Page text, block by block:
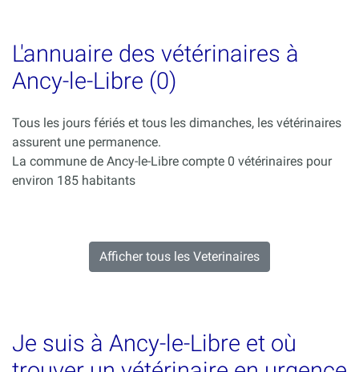
L'annuaire des vétérinaires à
Ancy-le-Libre (0)
Tous les jours fériés et tous les dimanches, les vétérinaires
assurent une permanence.
La commune de Ancy-le-Libre compte 0 vétérinaires pour
environ 185 habitants
Afficher tous les Veterinaires
Je suis à Ancy-le-Libre et où